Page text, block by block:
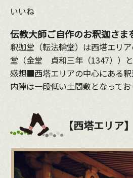
いいね
伝教大師ご自作のお釈迦さま
釈迦堂（転法輪堂）は西塔エリ
堂（金堂 貞和三年（1347））
感想■西塔エリアの中心にある
内陣は一段低い土間敷となって
【西塔エリア